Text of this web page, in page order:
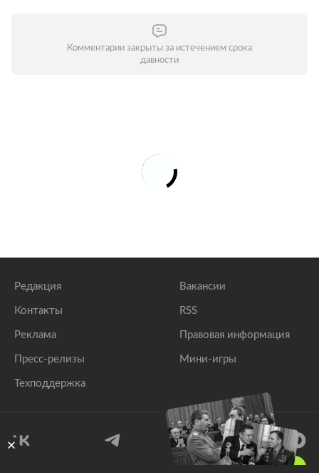
Комментарии закрыты за истечением срока
давности
Редакция
Контакты
Реклама
Пресс-релизы
Техподдержка
Вакансии
RSS
Правовая информация
Мини-игры